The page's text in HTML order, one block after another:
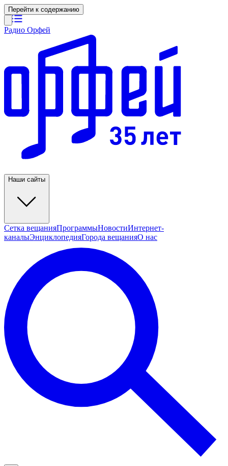
Перейти к содержанию
Радио Орфей
Наши сайты
Сетка вещанияПрограммыНовостиИнтернет-
каналыЭнциклопедияГорода вещанияО нас